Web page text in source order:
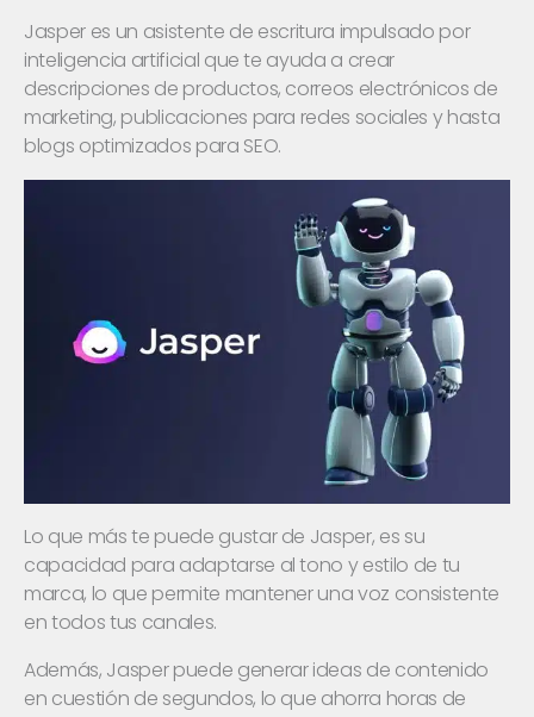
Jasper es un asistente de escritura impulsado por
inteligencia artificial que te ayuda a crear
descripciones de productos, correos electrónicos de
marketing, publicaciones para redes sociales y hasta
blogs optimizados para SEO.
Lo que más te puede gustar de Jasper, es su
capacidad para adaptarse al tono y estilo de tu
marca, lo que permite mantener una voz consistente
en todos tus canales.
Además, Jasper puede generar ideas de contenido
en cuestión de segundos, lo que ahorra horas de